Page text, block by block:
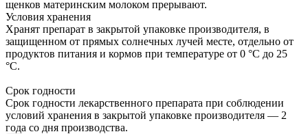
щенков материнским молоком прерывают.
Условия хранения
Хранят препарат в закрытой упаковке производителя, в
защищенном от прямых солнечных лучей месте, отдельно от
продуктов питания и кормов при температуре от 0 °С до 25
°С.
Срок годности
Срок годности лекарственного препарата при соблюдении
условий хранения в закрытой упаковке производителя — 2
года со дня производства.